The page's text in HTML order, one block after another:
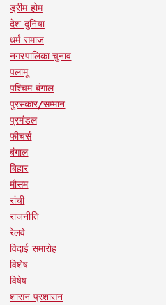
ड्रीम होम
देश दुनिया
धर्म समाज
नगरपालिका चुनाव
पलामू
पश्चिम बंगाल
पुरस्कार/सम्मान
प्रमंडल
फीचर्स
बंगाल
बिहार
मौसम
रांची
राजनीति
रेलवे
विदाई समारोह
विशेष
विषेष
शासन प्रशासन